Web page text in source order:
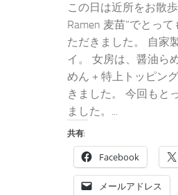
この日は近所をお散
Ramen 麦苗”でとっ
ただきました。 自家
イ。 女房は、醤油ら
めん + 特上トッピン
きました。 今回もと
ました。...
共有:
Facebook
メールアドレス